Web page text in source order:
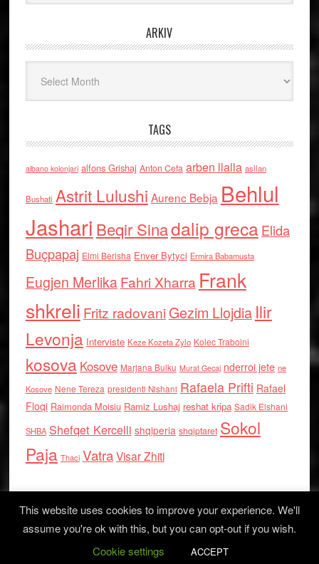
ARKIV
TAGS
albano kolonjari alfons Grishaj Anton Cefa arben llalla asllan
Bushati Astrit Lulushi Aurenc Bebja Behlul
Jashari Beqir Sinadalip grecaElida
Buçpapaj Elmi Berisha Enver Bytyci Ermira Babamusta
Eugjen MerlikaFahri Xharra Frank
shkreli Fritz radovaniGezim Llojdia Ilir
Levonja Interviste Keze Kozeta Zylo Kolec Traboini
kosova Kosove Marjana Bulku Murat Gecaj nderroi jete ne
Kosove Nene Tereza presidenti Nishani Rafaela Prifti Rafael
Floqi Raimonda Moisiu Ramiz Lushaj reshat kripa Sadik Elshani
SHBA Shefqet Kercelli shqiperia shqiptaret Sokol
Paja Thaci VatraVisar Zhiti
Log in
This website uses cookies to improve your experience. We'll
assume you're ok with this, but you can opt-out if you wish.
Cookie settings
ACCEPT